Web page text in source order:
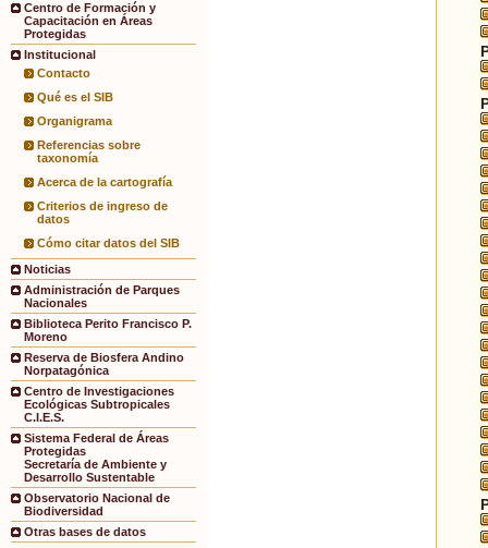
Centro de Formación y
Capacitación en Áreas
Protegidas
Institucional
Contacto
Qué es el SIB
Organigrama
Referencias sobre
taxonomía
Acerca de la cartografía
Criterios de ingreso de
datos
Cómo citar datos del SIB
Noticias
Administración de Parques
Nacionales
Biblioteca Perito Francisco P.
Moreno
Reserva de Biosfera Andino
Norpatagónica
Centro de Investigaciones
Ecológicas Subtropicales
C.I.E.S.
Sistema Federal de Áreas
Protegidas
Secretaría de Ambiente y
Desarrollo Sustentable
Observatorio Nacional de
Biodiversidad
Otras bases de datos